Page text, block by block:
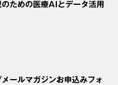
ための医療AIとデータ活用
ールマガジンお申込みフォ